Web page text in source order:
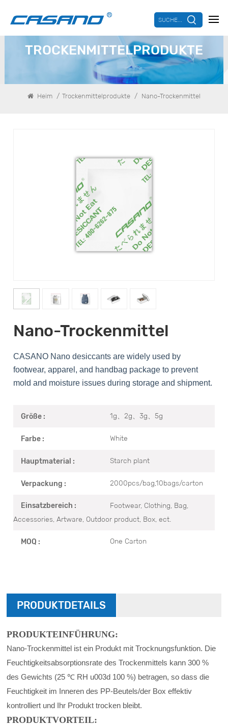
SUCHE...
TROCKENMITTELPRODUKTE
Heim / Trockenmittelprodukte / Nano-Trockenmittel
Nano-Trockenmittel
CASANO Nano desiccants are widely used by
footwear, apparel, and handbag package to prevent
mold and moisture issues during storage and shipment.
Größe : 1g、2g、3g、5g
Farbe : White
Hauptmaterial : Starch plant
Verpackung : 2000pcs/bag,10bags/carton
Einsatzbereich :
Footwear, Clothing, Bag,
Accessories, Artware, Outdoor product, Box, ect.
MOQ : One Carton
PRODUKTDETAILS
PRODUKTEINFÜHRUNG:
Nano-Trockenmittel ist ein Produkt mit Trocknungsfunktion. Die
Feuchtigkeitsabsorptionsrate des Trockenmittels kann 300 %
des Gewichts (25 ℃ RH u003d 100 %) betragen, so dass die
Feuchtigkeit im Inneren des PP-Beutels/der Box effektiv
kontrolliert und Ihr Produkt trocken bleibt.
PRODUKTVORTEIL: